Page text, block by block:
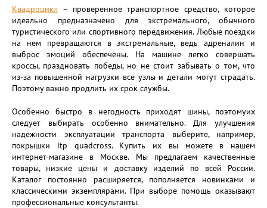
Квадроцикл – проверенное транспортное средство, которое
идеально предназначено для экстремального, обычного
туристического или спортивного передвижения. Любые поездки
на нем превращаются в экстремальные, ведь адреналин и
выброс эмоций обеспечены. На машине легко совершать
кроссы, праздновать победы, но не стоит забывать о том, что
из-за повышенной нагрузки все узлы и детали могут страдать.
Поэтому важно продлить их срок службы.
Особенно быстро в негодность приходят шины, поэтомуих
следует выбирать особенно внимательно. Для улучшения
надежности эксплуатации транспорта выберите, например,
покрышки itp quadcross. Купить их вы можете в нашем
интернет-магазине в Москве. Мы предлагаем качественные
товары, низкие цены и доставку изделий по всей России.
Каталог постоянно расширяется, пополняется новинками и
классическими экземплярами. При выборе помощь оказывают
профессиональные консультанты.